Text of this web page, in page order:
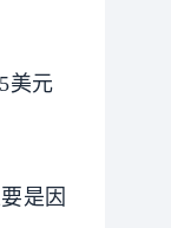
美元
是因